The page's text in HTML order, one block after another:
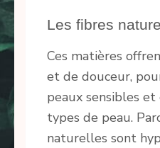
Les fibres
Ces matières
et de douceur,
peaux sensibles
types de peau.
naturelles sont